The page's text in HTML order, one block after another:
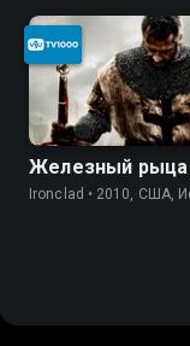
Железный
Ironclad • 2010, США,